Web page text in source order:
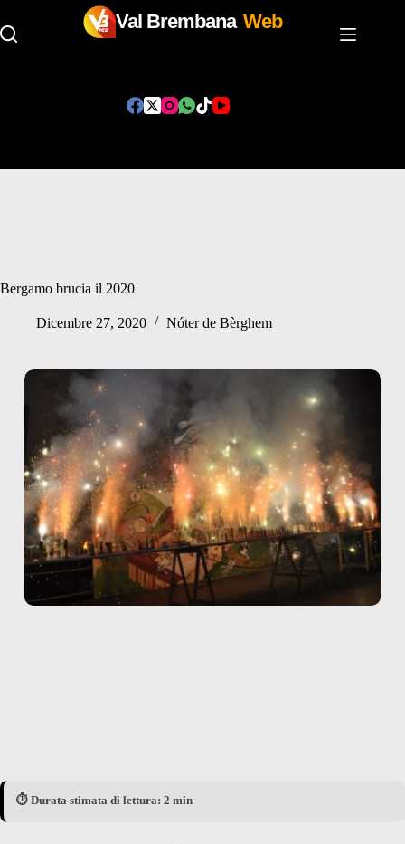
Val Brembana Web
Bergamo brucia il 2020
Dicembre 27, 2020 Nóter de Bèrghem
⏱️ Durata stimata di lettura: 2 min